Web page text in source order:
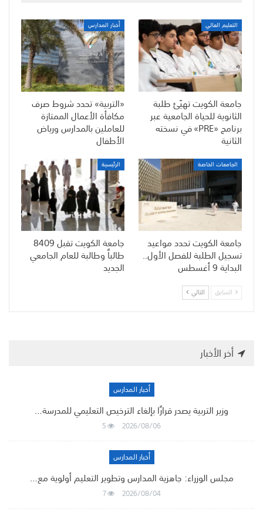
التعليم العالي
جامعة الكويت تهيّئ طلبة
الثانوية للحياة الجامعية عبر
برنامج «PRE» في نسخته
الثانية
أخبار المدارس
«التربية» تحدد شروط صرف
مكافأة الأعمال الممتازة
للعاملين بالمدارس ورياض
الأطفال
الجامعات الخاصة
جامعة الكويت تحدد مواعيد
تسجيل الطلبة للفصل الأول..
البداية 9 أغسطس
الرئيسية
جامعة الكويت تقبل 8409
طالباً وطالبة للعام الجامعي
الجديد
السابق التالي
أخر الأخبار
أخبار المدارس
وزير التربية يصدر قرارًا بإلغاء الترخيص التعليمي للمدرسة…
2026/08/06
5
أخبار المدارس
مجلس الوزراء: جاهزية المدارس وتطوير التعليم أولوية مع…
2026/08/04
7